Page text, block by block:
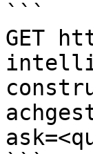
```
GET